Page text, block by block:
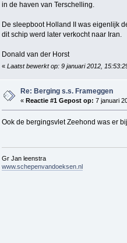
in de haven van Terschelling.
De sleepboot Holland II was eigenlijk
dit schip werd later verkocht naar Iran.
Donald van der Horst
« Laatst bewerkt op: 9 januari 2012,
Re: Berging s.s. Frameggen
« Reactie #1 Gepost op: 7 januari
Ook de bergingsvlet Zeehond was er
Gr Jan leenstra
www.schepenvandoeksen.nl